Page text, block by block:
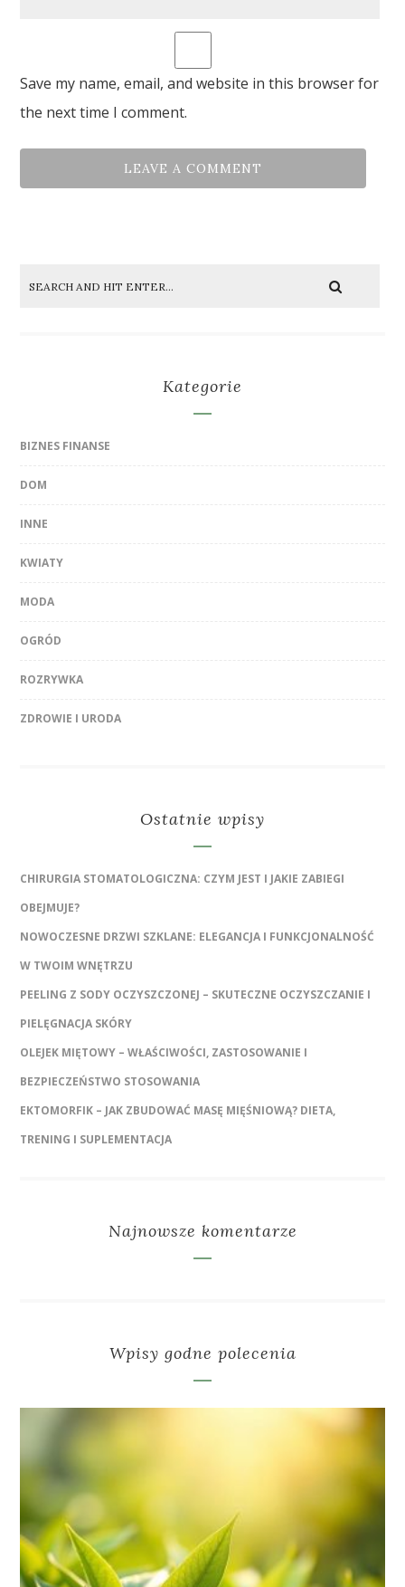
Save my name, email, and website in this browser for
the next time I comment.
Kategorie
BIZNES FINANSE
DOM
INNE
KWIATY
MODA
OGRÓD
ROZRYWKA
ZDROWIE I URODA
Ostatnie wpisy
CHIRURGIA STOMATOLOGICZNA: CZYM JEST I JAKIE ZABIEGI
OBEJMUJE?
NOWOCZESNE DRZWI SZKLANE: ELEGANCJA I FUNKCJONALNOŚĆ
W TWOIM WNĘTRZU
PEELING Z SODY OCZYSZCZONEJ – SKUTECZNE OCZYSZCZANIE I
PIELĘGNACJA SKÓRY
OLEJEK MIĘTOWY – WŁAŚCIWOŚCI, ZASTOSOWANIE I
BEZPIECZEŃSTWO STOSOWANIA
EKTOMORFIK – JAK ZBUDOWAĆ MASĘ MIĘŚNIOWĄ? DIETA,
TRENING I SUPLEMENTACJA
Najnowsze komentarze
Wpisy godne polecenia